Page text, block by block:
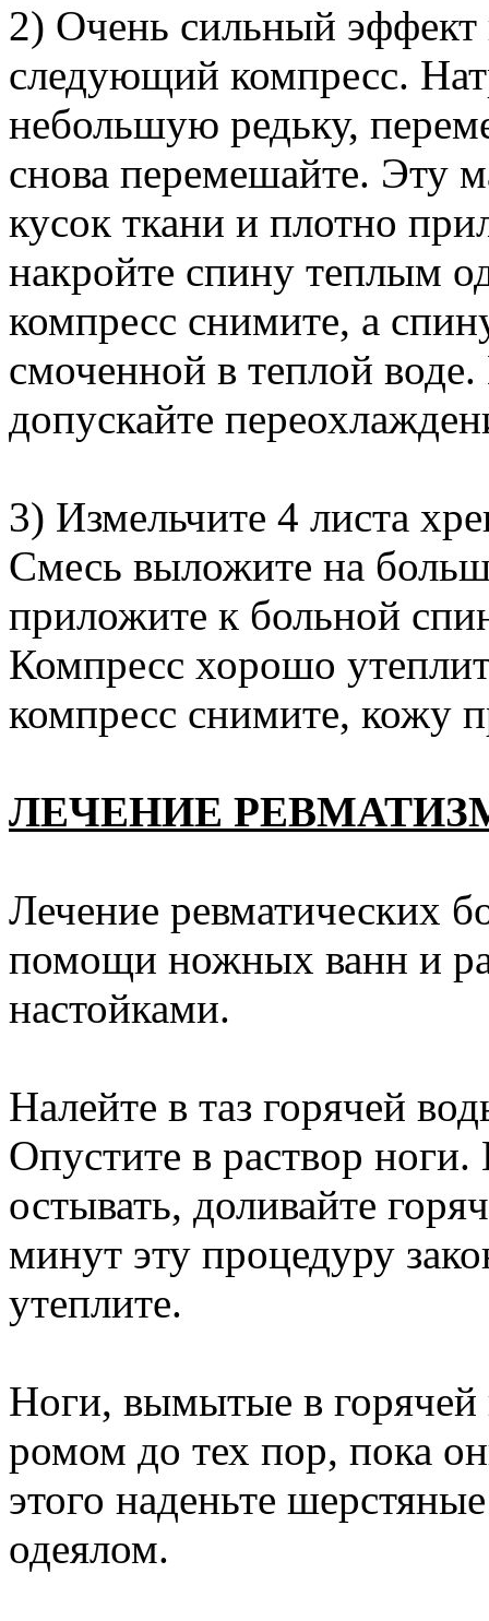
2) Очень сильный эффект
следующий компресс.
небольшую редьку,
снова перемешайте. Эту
кусок ткани и плотно
накройте спину теплым
компресс снимите, а
смоченной в теплой
допускайте
3) Измельчите 4 листа
Смесь выложите на
приложите к больной
Компресс хорошо
компресс снимите, кожу
ЛЕЧЕНИЕ
Лечение ревматических
помощи ножных ванн и
настойками.
Налейте в таз горячей
Опустите в раствор ноги.
остывать, доливайте
минут эту процедуру
утеплите.
Ноги, вымытые в горячей
ромом до тех пор, пока
этого наденьте
одеялом.